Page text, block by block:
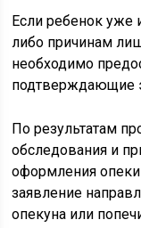
Если ребенок уже
либо причинам
необходимо
подтверждающие
По результатам
обследования и
оформления опеки
заявление
опекуна или